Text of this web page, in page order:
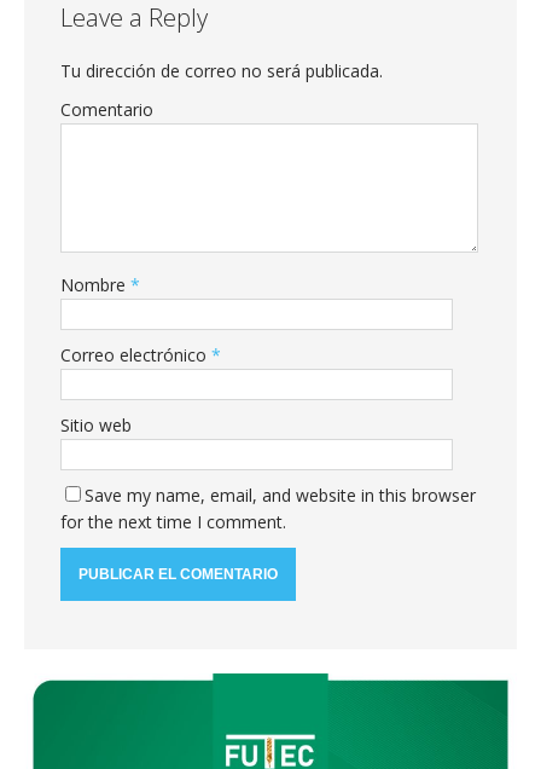
Leave a Reply
Tu dirección de correo no será publicada.
Comentario
Nombre *
Correo electrónico *
Sitio web
Save my name, email, and website in this browser
for the next time I comment.